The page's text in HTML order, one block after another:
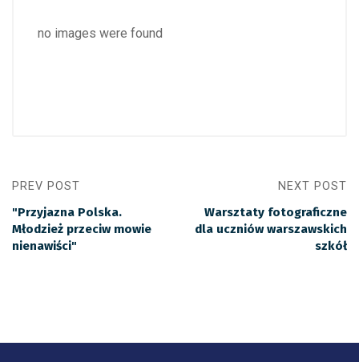
no images were found
PREV POST
"Przyjazna Polska.
Młodzież przeciw mowie
nienawiści"
NEXT POST
Warsztaty fotograficzne
dla uczniów warszawskich
szkół